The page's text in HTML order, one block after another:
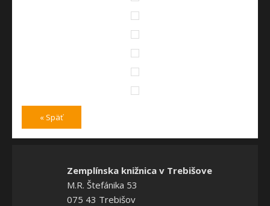
« Späť
Zemplínska knižnica v Trebišove
M.R. Štefánika 53
075 43 Trebišov